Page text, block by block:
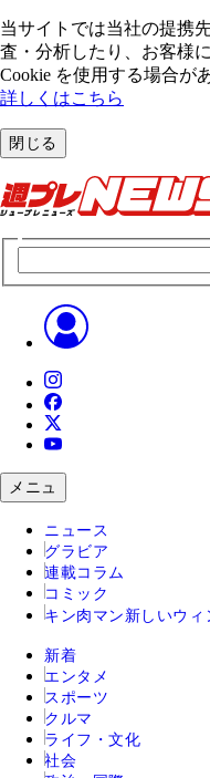
当サイトでは当社の提携
査・分析したり、お客様
Cookie を使⽤する場合が
詳しくはこちら
閉じる
メニュ
ニュース
グラビア
連載コラム
コミック
キン肉マン 新しいウィ
新着
エンタメ
スポーツ
クルマ
ライフ・文化
社会